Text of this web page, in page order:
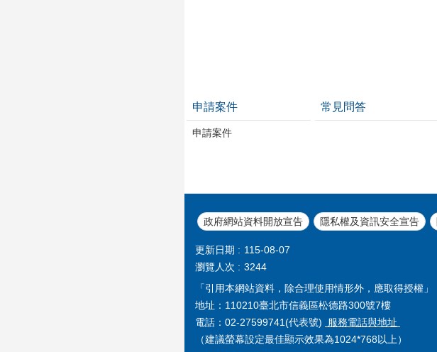
申請案件
申請案件
常見問答
政府網站資料開放宣告 隱私權及資訊安全宣告
更新日期
115-08-07
瀏覽人次
3244
「引用本網站資料，除合理使用情形外，應取得授權」
地址：110210臺北市信義區松德路300號7樓
電話：02-27599741(代表號)
服務電話與地址
（建議螢幕設定最佳顯示效果為1024*768以上）